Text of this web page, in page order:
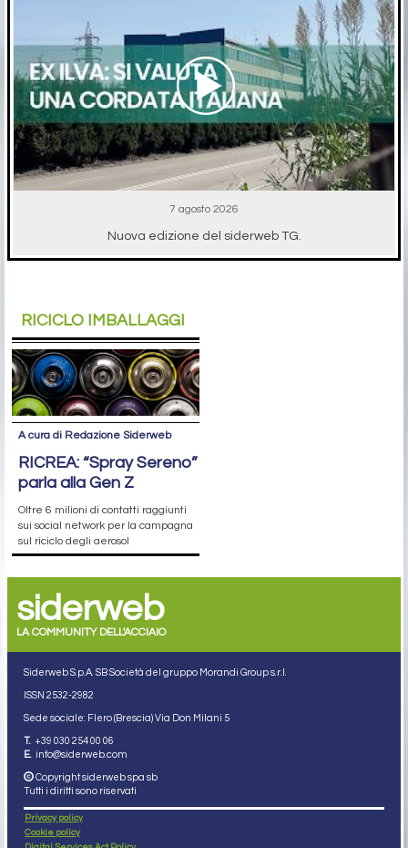
7 agosto 2026
Nuova edizione del siderweb TG.
RICICLO IMBALLAGGI
A cura di Redazione Siderweb
RICREA: “Spray Sereno”
parla alla Gen Z
Oltre 6 milioni di contatti raggiunti
sui social network per la campagna
sul riciclo degli aerosol
siderweb
LA COMMUNITY DELL'ACCIAIO
Siderweb S.p.A. SB Società del gruppo Morandi Group s.r.l.
ISSN 2532-2982
Sede sociale: Flero (Brescia) Via Don Milani 5
T. +39 030 254 00 06
E. info@siderweb.com
Copyright siderweb spa sb
Tutti i diritti sono riservati
Privacy policy
Cookie policy